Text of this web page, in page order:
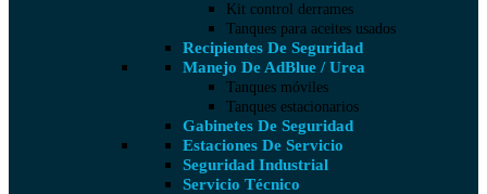
Kit control derrames
Tanques para aceites usados
Recipientes De Seguridad
Manejo De AdBlue / Urea
Tanques móviles
Tanques estacionarios
Gabinetes De Seguridad
Estaciones De Servicio
Seguridad Industrial
Servicio Técnico